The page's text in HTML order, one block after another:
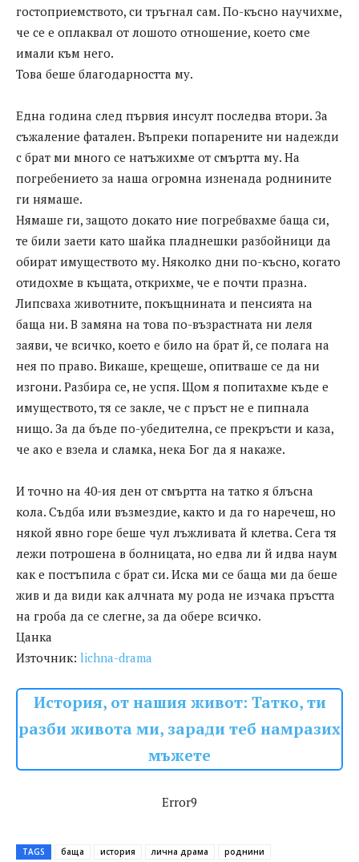
гостоприемството, си тръгнал сам. По-късно научихме,
че се е оплаквал от лошото отношение, което сме
имали към него.
Това беше благодарността му.
Една година след първия инсулт последва втори. За
съжаление фатален. Въпреки попарените ни надежди
с брат ми много се натъжихме от смъртта му. На
погребението за наша огромна изненада роднините
ги нямаше.
Нямаше ги, защото докато ние погребвахме баща си,
те били заети като шайка пладнешки разбойници да
обират имуществото му. Няколко дни по-късно, когато
отидохме в къщата, открихме, че е почти празна.
Липсваха животните, покъщнината и пенсията на
баща ни. В замяна на това по-възрастната ни леля
заяви, че всичко, което е било на брат й, се полага на
нея по право. Викаше, крещеше, опитваше се да ни
изгони. Разбира се, не успя. Щом я попитахме къде е
имуществото, тя се закле, че с пръст не е пипнала
нищо. За да бъде по-убедителна, се прекръсти и каза,
че ако е взела и сламка, нека Бог да я накаже.
И точно на 40-ия ден от смъртта на татко я блъсна
кола. Съдба или възмездие, както и да го наречеш, но
някой явно горе беше чул лъжливата й клетва. Сега тя
лежи потрошена в болницата, но едва ли й идва наум
как е постъпила с брат си. Иска ми се баща ми да беше
жив и да види как алчната му рода не изчака пръстта
на гроба да се слегне, за да обере всичко.
Цанка
Източник: lichna-drama
История, от нашия живот: Татко, ти
разби живота ми, заради теб намразих
мъжете
Error9
TAGS баща история лична драма
роднини